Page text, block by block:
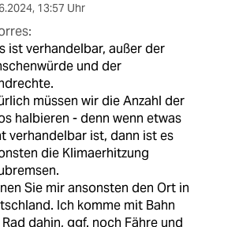
, 13:57 Uhr
ist verhandelbar, außer der
und der
müssen wir die Anzahl der
halbieren - denn wenn etwas
verhandelbar ist, dann ist es
die Klimaerhitzung
Sie mir ansonsten den Ort in
Ich komme mit Bahn
dahin, ggf. noch Fähre und